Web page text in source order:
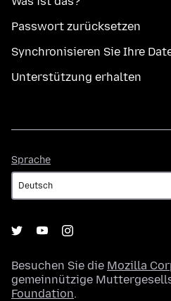
Passwort zurücksetzen
Synchronisieren Sie Ihre
Unterstützung erhalten
Sprache
Besuchen Sie die Mozilla
gemeinnützige
Foundation.